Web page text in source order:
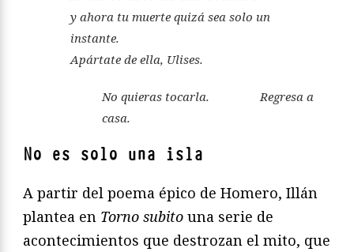
y ahora tu muerte quizá sea solo un
instante.
Apártate de ella, Ulises.
No quieras tocarla. Regresa a
casa.
No es solo una isla
A partir del poema épico de Homero, Illán
plantea en Torno subito una serie de
acontecimientos que destrozan el mito, que